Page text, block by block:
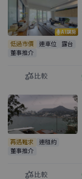
AI講房
低過市價 連車位
露台
董事推介
比較
再遇難求
連租約
董事推介
比較